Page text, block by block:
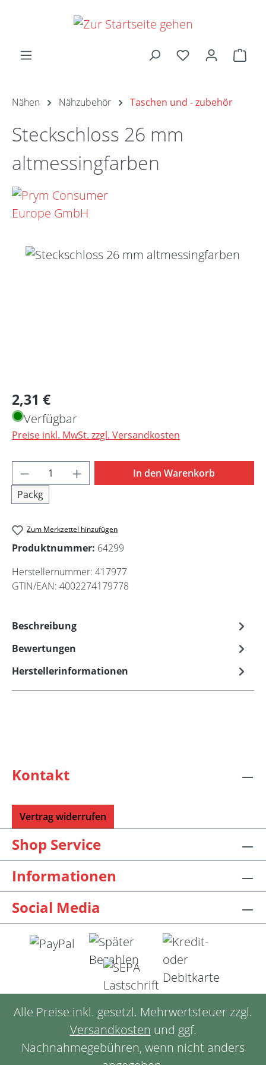
Zum Hauptinhalt springen
Nähen Nähzubehör Taschen und - zubehör
Steckschloss 26 mm
altmessingfarben
Bildergalerie überspringen
Regulärer Preis:
2,31 €
Verfügbar
Preise inkl. MwSt. zzgl. Versandkosten
Produkt Anzahl: Gib den gewünschten
Packg
In den Warenkorb
Zum Merkzettel hinzufügen
Produktnummer: 64299
Herstellernummer: 417977
GTIN/EAN: 4002274179778
Beschreibung
Bewertungen
Herstellerinformationen
Kontakt
Vertrag widerrufen
Shop Service
Informationen
Social Media
Alle Preise inkl. gesetzl. Mehrwertsteuer zzgl.
Versandkosten und ggf.
Nachnahmegebühren, wenn nicht anders